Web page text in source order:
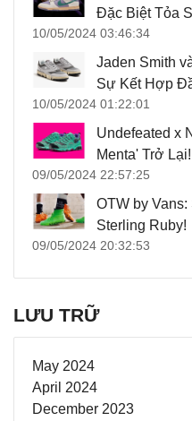
Đặc Biệt Tỏa
10/05/2024 03:46:34
Jaden Smith
Sự Kết Hợp
10/05/2024 01:22:01
Undefeated x
Menta' Trở Lại!
09/05/2024 22:57:25
OTW by
Sterling Ruby!
09/05/2024 20:32:53
LƯU TRỮ
May 2024
April 2024
December 2023